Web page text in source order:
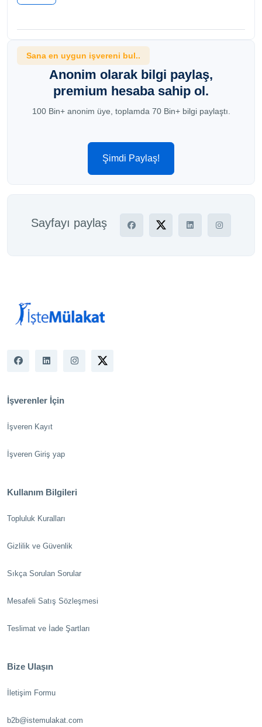
Sana en uygun işvereni bul..
Anonim olarak bilgi paylaş,
premium hesaba sahip ol.
100 Bin+ anonim üye, toplamda 70 Bin+ bilgi paylaştı.
Şimdi Paylaş!
Sayfayı paylaş
İşverenler İçin
İşveren Kayıt
İşveren Giriş yap
Kullanım Bilgileri
Topluluk Kuralları
Gizlilik ve Güvenlik
Sıkça Sorulan Sorular
Mesafeli Satış Sözleşmesi
Teslimat ve İade Şartları
Bize Ulaşın
İletişim Formu
b2b@istemulakat.com